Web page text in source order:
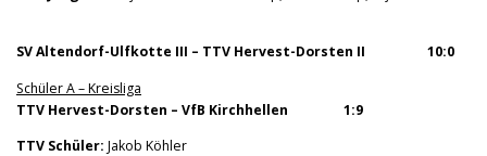
SV Altendorf-Ulfkotte III – TTV Hervest-Dorsten II 10:0
Schüler A – Kreisliga
TTV Hervest-Dorsten – VfB Kirchhellen 1:9
TTV Schüler: Jakob Köhler